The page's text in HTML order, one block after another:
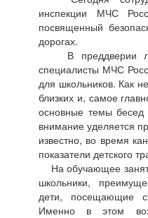
инспекции МЧС
посвященный
дорогах.
В преддверии
специалисты МЧС
для школьников. Как
близких и, самое
основные темы
внимание уделяется
известно, во время
показатели детского
На обучающее
школьники,
дети, посещающие
Именно в этом